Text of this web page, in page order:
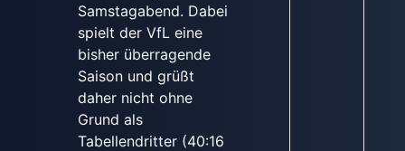
Samstagabend. Dabei
spielt der VfL eine
bisher überragende
Saison und grüßt
daher nicht ohne
Grund als
Tabellendritter (40:16